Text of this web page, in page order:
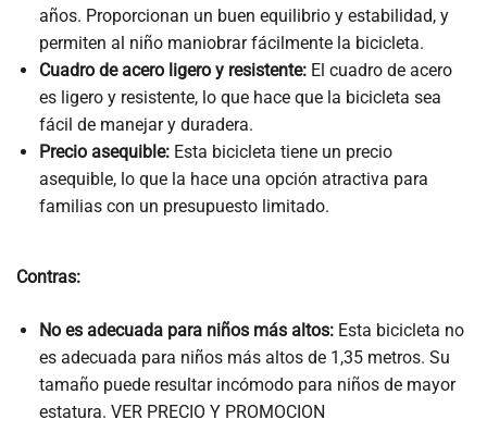
años. Proporcionan un buen equilibrio y estabilidad, y
permiten al niño maniobrar fácilmente la bicicleta.
Cuadro de acero ligero y resistente:El cuadro de acero
es ligero y resistente, lo que hace que la bicicleta sea
fácil de manejar y duradera.
Precio asequible:Esta bicicleta tiene un precio
asequible, lo que la hace una opción atractiva para
familias con un presupuesto limitado.
Contras:
No es adecuada para niños más altos:Esta bicicleta no
es adecuada para niños más altos de 1,35 metros. Su
tamaño puede resultar incómodo para niños de mayor
estatura. VER PRECIO Y PROMOCION